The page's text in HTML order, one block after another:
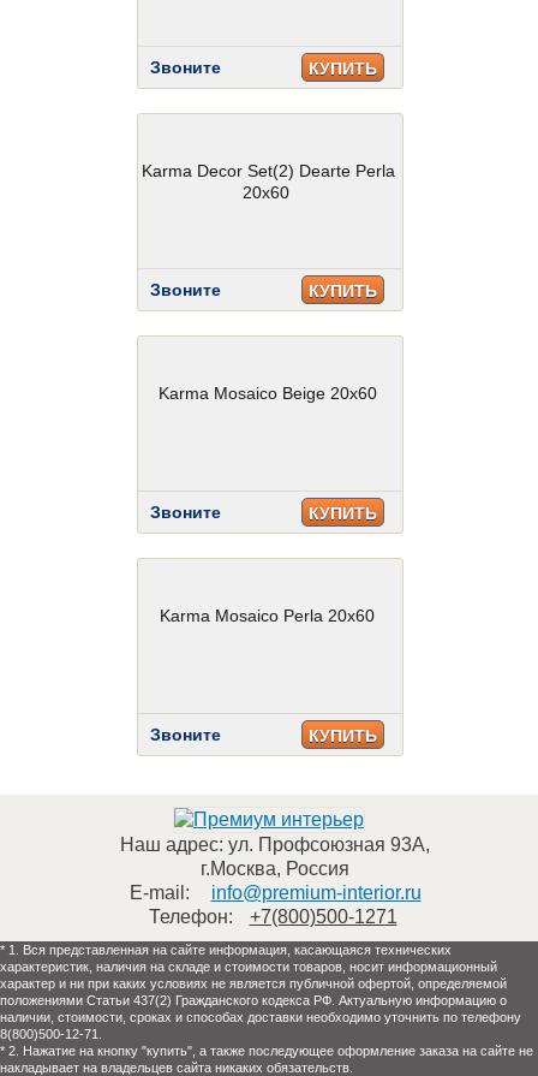
Звоните КУПИТЬ
Karma Decor Set(2) Dearte Perla
20x60
Звоните КУПИТЬ
Karma Mosaico Beige 20x60
Звоните КУПИТЬ
Karma Mosaico Perla 20x60
Звоните КУПИТЬ
Наш адрес: ул. Профсоюзная 93А,
г.Москва, Россия
E-mail:
info@premium-interior.ru
Телефон:
+7(800)500-1271
* 1. Вся представленная на сайте информация, касающаяся технических
характеристик, наличия на складе и стоимости товаров, носит информационный
характер и ни при каких условиях не является публичной офертой, определяемой
положениями Статьи 437(2) Гражданского кодекса РФ. Актуальную информацию о
наличии, стоимости, сроках и способах доставки необходимо уточнить по телефону
8(800)500-12-71.
* 2. Нажатие на кнопку "купить", а также последующее оформление заказа на сайте не
накладывает на владельцев сайта никаких обязательств.